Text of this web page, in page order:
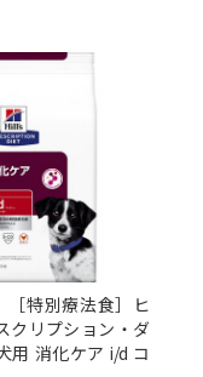
［特別療法食］ヒ
クリプション・ダ
用 消化ケア i/d コ